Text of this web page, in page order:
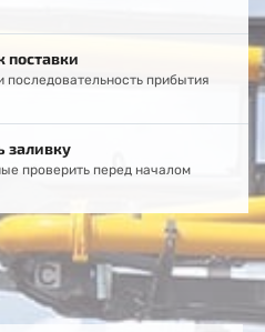
поставки
прибытия
заливку
проверить перед началом